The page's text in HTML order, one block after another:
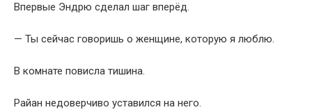
Впервые Эндрю сделал шаг вперёд.
— Ты сейчас говоришь о женщине, которую я люблю.
В комнате повисла тишина.
Райан недоверчиво уставился на него.